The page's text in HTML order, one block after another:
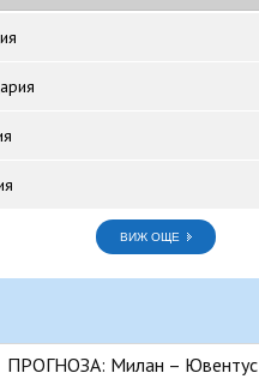
ВИЖ ОЩЕ
ПРОГНОЗА: Милан – Ювентус